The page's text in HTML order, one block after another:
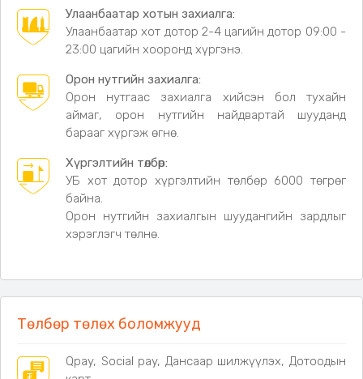
газартаа усанд орох боломжтой
Халуун хүйтний мэдрэгчтэйтул бүлээн усаа
тааруулаад ая тухтай шүршүүрт орох боломжтой
байр зэрэгт тохиромжтой
Гадаа машинаа угаахад тохиромжтой
Авсаархан хэмжээтэй, авч явахад хялбар
Цэнэглэх чадал:20W
Цэнэглэх төрөл:
Цэнэглэх хугацаа:
3.5 цаг
Цэвэр жин:475 г
Нэг ширхэгийн савлагааны хэмжээ:230×190×77 мм
Дагалдах хэрэгсэл
✔ Шүршүүрийн толгой ×1
Улаанбаатар хотын захиалга:
Улаанбаатар хот дотор 2-4 цагийн дотор 09:00 -
23:00 цагийн хооронд хүргэнэ.
Орон нутгийн захиалга:
Орон нутгаас захиалга хийсэн бол тухайн
аймаг, орон нутгийн найдвартай шууданд
барааг хүргэж өгнө.
Хүргэлтийн төлбөр:
УБ хот дотор хүргэлтийн төлбөр 6000 төгрөг
байна.
Орон нутгийн захиалгын шуудангийн зардлыг
хэрэглэгч төлнө.
Төлбөр төлөх боломжууд
Qpay, Social pay, Дансаар шилжүүлэх, Дотоодын